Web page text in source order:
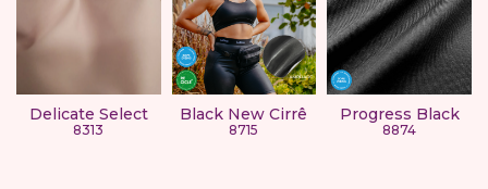
Delicate Select
8313
Black New Cirrê
8715
Progress Black
8874